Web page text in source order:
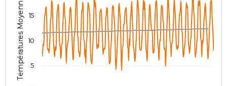
Destinations
City break
Voyage nature
Voyage de noces
Forum
Climat
PHOTO
GUIDES D'ACHAT
BONS PLANS
CARTE DE VOEUX
Températures Moyennes ( °C ) 5
10
15